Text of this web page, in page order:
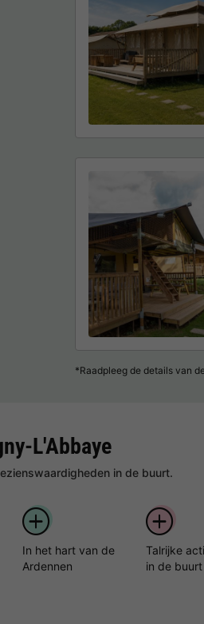
*Raadpleeg de details van
L'Abbaye
in de buurt.
In het hart van de
Ardennen
Talrijke
in de buurt